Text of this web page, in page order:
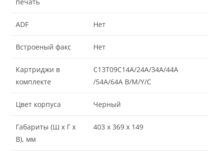
ADF Нет
Встроеный факс Нет
Картриджи в
комплекте
C13T09C14A/24A/34A/44A
/54A/64A B/M/Y/C
Цвет корпуса Черный
Габариты (Ш x Г x
В), мм
403 x 369 x 149